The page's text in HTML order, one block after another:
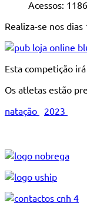
Acessos: 1186
Realiza-se nos
Esta competição
Os atletas estão
natação
2023